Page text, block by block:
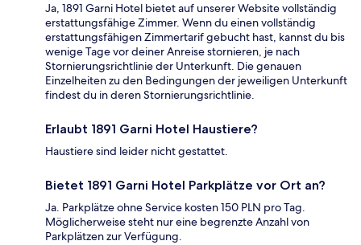
Ja, 1891 Garni Hotel bietet auf unserer Website vollständig
erstattungsfähige Zimmer. Wenn du einen vollständig
erstattungsfähigen Zimmertarif gebucht hast, kannst du bis
wenige Tage vor deiner Anreise stornieren, je nach
Stornierungsrichtlinie der Unterkunft. Die genauen
Einzelheiten zu den Bedingungen der jeweiligen Unterkunft
findest du in deren Stornierungsrichtlinie.
Erlaubt 1891 Garni Hotel Haustiere?
Haustiere sind leider nicht gestattet.
Bietet 1891 Garni Hotel Parkplätze vor Ort an?
Ja. Parkplätze ohne Service kosten 150 PLN pro Tag.
Möglicherweise steht nur eine begrenzte Anzahl von
Parkplätzen zur Verfügung.